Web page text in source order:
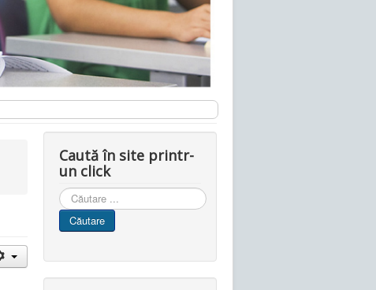
Caută în site printr-
un click
Cauta
in
site
Căutare